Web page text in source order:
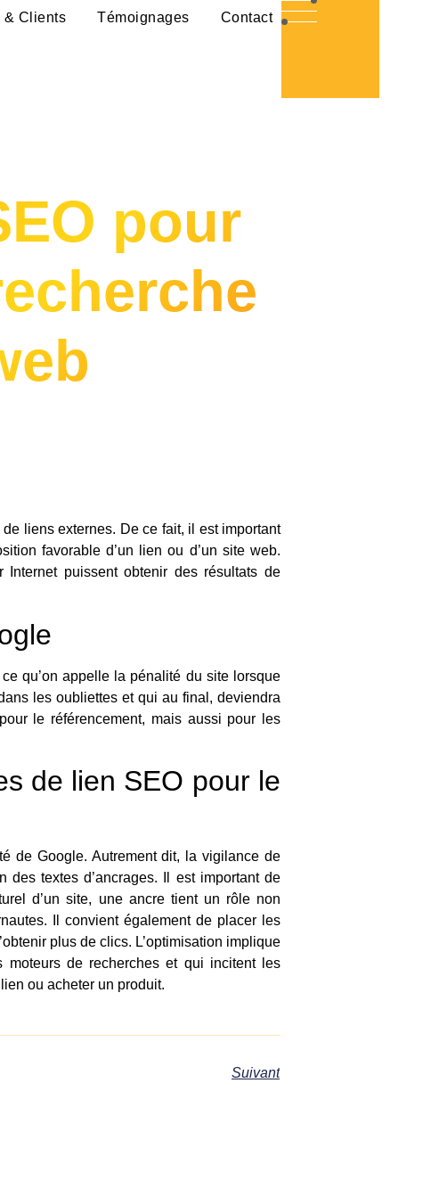
& Clients Témoignages Contact
pour
liens externes. De ce fait, il est important
favorable d’un lien ou d’un site web.
Internet puissent obtenir des résultats de
qu’on appelle la pénalité du site lorsque
les oubliettes et qui au final, deviendra
le référencement, mais aussi pour les
de lien SEO pour le
de Google. Autrement dit, la vigilance de
des textes d’ancrages. Il est important de
d’un site, une ancre tient un rôle non
Il convient également de placer les
plus de clics. L’optimisation implique
de recherches et qui incitent les
ou acheter un produit.
Suivant